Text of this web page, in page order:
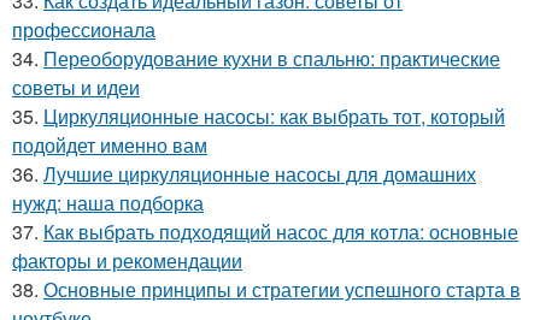
профессионала
34. Переоборудование кухни в спальню: практические
советы и идеи
35. Циркуляционные насосы: как выбрать тот, который
подойдет именно вам
36. Лучшие циркуляционные насосы для домашних
нужд: наша подборка
37. Как выбрать подходящий насос для котла: основные
факторы и рекомендации
38. Основные принципы и стратегии успешного старта в